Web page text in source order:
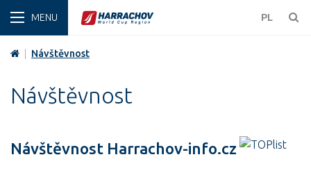
PL
ZIMA
Návštěvnost
Návštěvnost
Návštěvnost Harrachov-info.cz